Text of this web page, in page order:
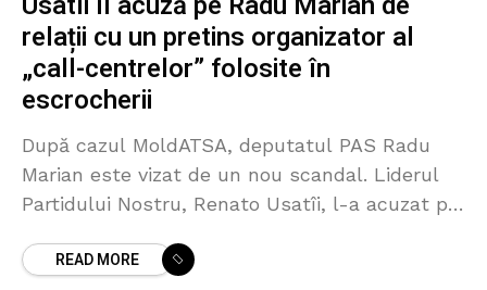
relații cu un pretins organizator al
„call-centrelor” folosite în
escrocherii
După cazul MoldATSA, deputatul PAS Radu
Marian este vizat de un nou scandal. Liderul
Partidului Nostru, Renato Usatîi, l-a acuzat pe
Sorin Guzgan,
READ MORE